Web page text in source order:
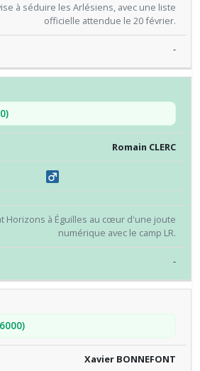
à séduire les Arlésiens, avec une liste
officielle attendue le 20 février.
-
Romain CLERC
Horizons à Éguilles au cœur d'une joute
numérique avec le camp LR.
-
Xavier BONNEFONT